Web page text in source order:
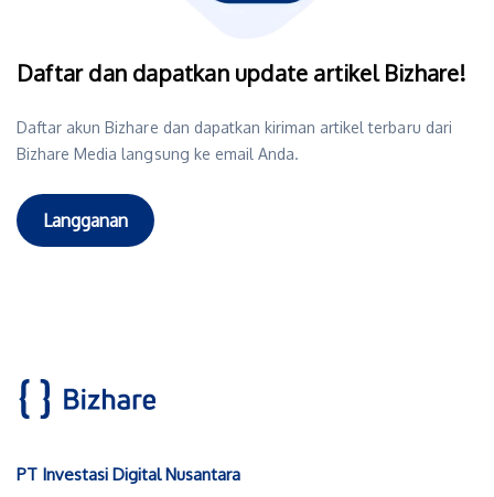
Daftar dan dapatkan update artikel Bizhare!
Daftar akun Bizhare dan dapatkan kiriman artikel terbaru dari
Bizhare Media langsung ke email Anda.
Langganan
PT Investasi Digital Nusantara